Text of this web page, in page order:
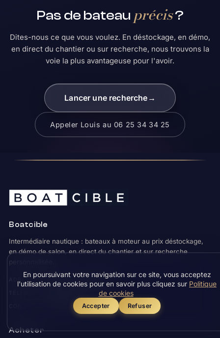
En poursuivant votre navigation sur ce site, vous acceptez
l'utilisation de cookies pour en savoir plus cliquez sur Politique
de cookies
Accepter Refuser
Pas de bateau précis?
Dites-nous ce que vous voulez. En déstockage, en démo,
en direct du chantier ou sur recherche, nous trouvons la
voie la plus avantageuse pour l'avoir.
Lancer une recherche →
Appeler Louis au 06 25 34 34 25
Boatcible
Intermédiaire nautique : bateaux à moteur au prix déstockage,
en démo de salon, en direct du chantier et sur recherche
personnalisée.
ADRESSE Mandelieu-la-Napoule
Formulaire
Acheter